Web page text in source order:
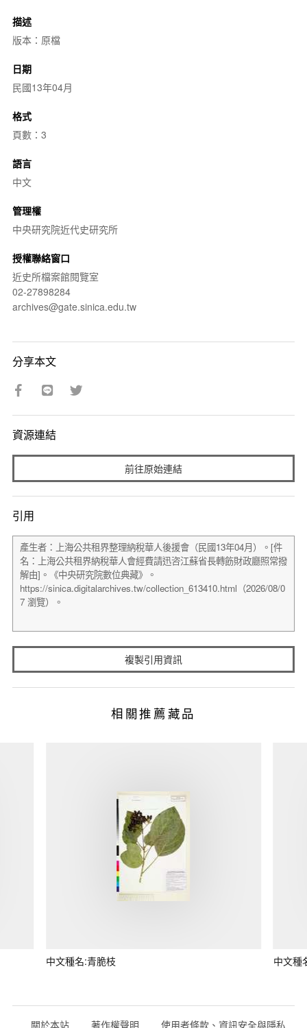
描述
版本：原檔
日期
民國13年04月
格式
頁數：3
語言
中文
管理權
中央研究院近代史研究所
授權聯絡窗口
近史所檔案館閱覽室
02-27898284
archives@gate.sinica.edu.tw
分享本文
資源連結
前往原始連結
引用
複製引用資訊
相關推薦藏品
中文種名:青脆枝 中文種
關於本站 著作權聲明 使用者條款、資訊安全與隱私